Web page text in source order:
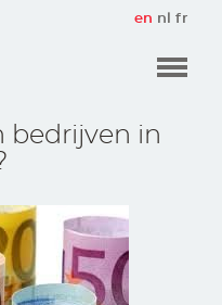
en nl fr
bedrijven in